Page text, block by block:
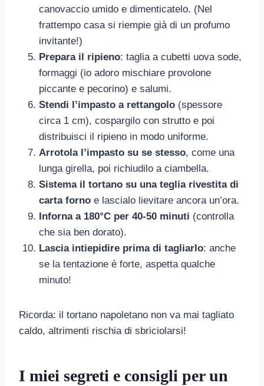
canovaccio umido e dimenticatelo. (Nel
frattempo casa si riempie già di un profumo
invitante!)
Prepara il ripieno: taglia a cubetti uova sode,
formaggi (io adoro mischiare provolone
piccante e pecorino) e salumi.
Stendi l’impasto a rettangolo (spessore
circa 1 cm), cospargilo con strutto e poi
distribuisci il ripieno in modo uniforme.
Arrotola l’impasto su se stesso, come una
lunga girella, poi richiudilo a ciambella.
Sistema il tortano su una teglia rivestita di
carta forno e lascialo lievitare ancora un’ora.
Inforna a 180°C per 40-50 minuti (controlla
che sia ben dorato).
Lascia intiepidire prima di tagliarlo: anche
se la tentazione è forte, aspetta qualche
minuto!
Ricorda: il tortano napoletano non va mai tagliato
caldo, altrimenti rischia di sbriciolarsi!
I miei segreti e consigli per un